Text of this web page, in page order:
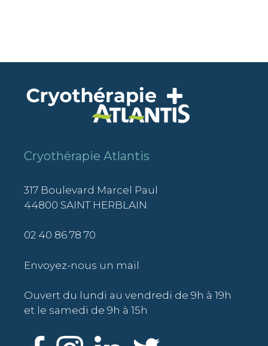
Cryothérapie Atlantis
317 Boulevard Marcel Paul
44800 SAINT HERBLAIN
02 40 86 78 70
Envoyez-nous un mail
Ouvert du lundi au vendredi de 9h à 19h
et le samedi de 9h à 15h